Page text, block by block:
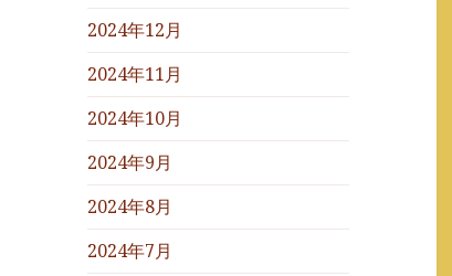
2024年12月
2024年11月
2024年10月
2024年9月
2024年8月
2024年7月